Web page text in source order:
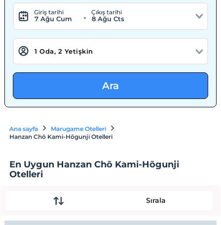
Giriş tarihi
7 Ağu Cum -
Çıkış tarihi
8 Ağu Cts
Ara
Ana sayfa
Marugame Otelleri
Hanzan Chō Kami-Hōgunji Otelleri
En Uygun Hanzan Chō Kami-Hōgunji
Otelleri
Sırala